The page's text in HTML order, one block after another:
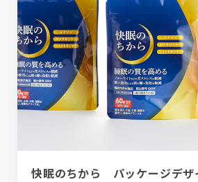
快眠のちから パッケージデザ